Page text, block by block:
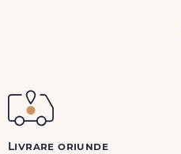
Livrare oriunde